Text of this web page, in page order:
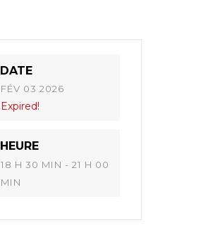
DATE
FÉV 03 2026
Expired!
HEURE
18 H 30 MIN - 21 H 00
MIN